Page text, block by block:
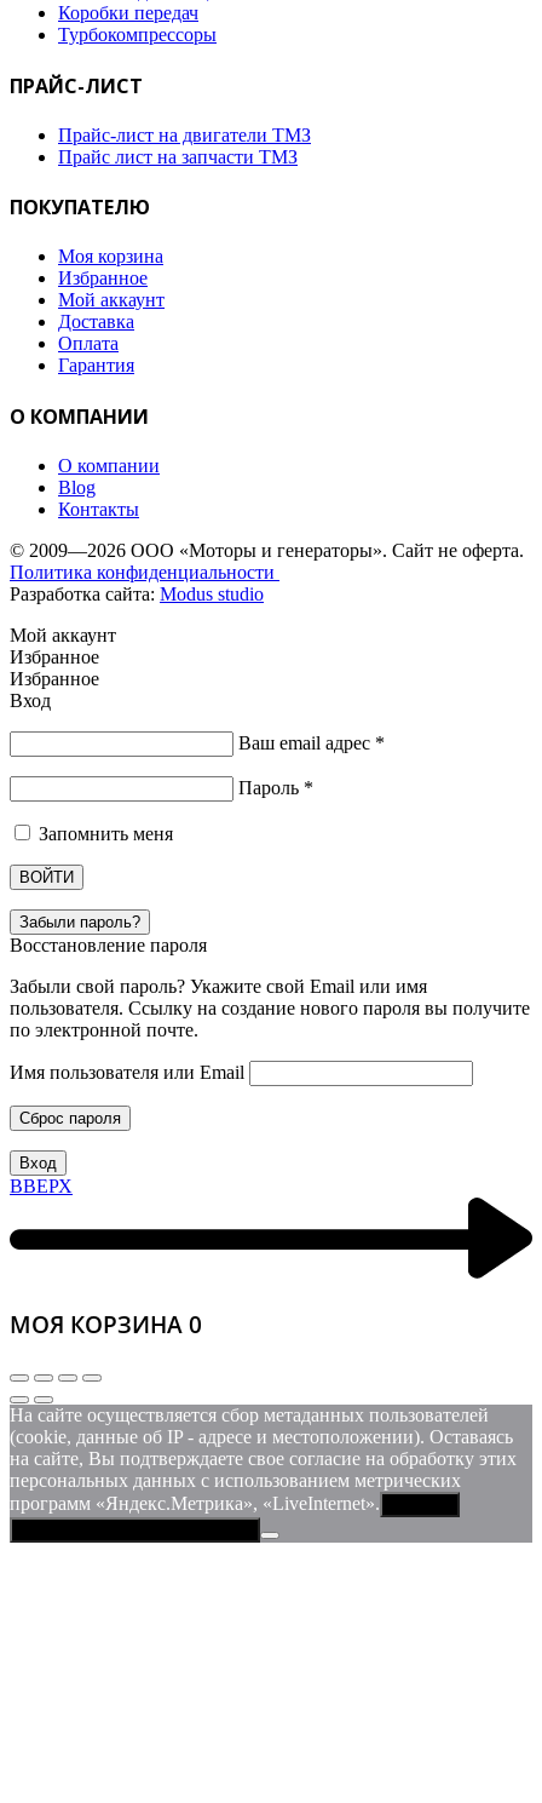
Коробки передач
Турбокомпрессоры
ПРАЙС-ЛИСТ
Прайс-лист на двигатели ТМЗ
Прайс лист на запчасти ТМЗ
ПОКУПАТЕЛЮ
Моя корзина
Избранное
Мой аккаунт
Доставка
Оплата
Гарантия
О КОМПАНИИ
О компании
Blog
Контакты
© 2009—2026 ООО «Моторы и генераторы». Сайт не оферта.
Политика конфиденциальности
Разработка сайта: Modus studio
Мой аккаунт
Избранное
Избранное
Вход
Ваш email адрес *
Пароль *
Запомнить меня
ВОЙТИ
Забыли пароль?
Восстановление пароля
Забыли свой пароль? Укажите свой Email или имя
пользователя. Ссылку на создание нового пароля вы получите
по электронной почте.
Имя пользователя или Email
Сброс пароля
Вход
ВВЕРХ
МОЯ КОРЗИНА 0
На сайте осуществляется сбор метаданных пользователей
(cookie, данные об IP - адресе и местоположении). Оставаясь
на сайте, Вы подтверждаете свое согласие на обработку этих
персональных данных c использованием метрических
программ «Яндекс.Метрика», «LiveInternet».